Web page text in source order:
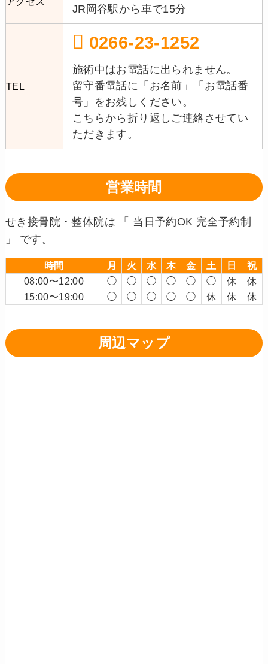
JR岡谷駅から車で15分
TEL
0266-23-1252
施術中はお電話に出られません。
留守番電話に「お名前」「お電話番
号」をお残しください。
こちらから折り返しご連絡させてい
ただきます。
営業時間
せき接骨院・整体院は 「 当日予約OK 完全予約制
」 です。
時間 月 火 水 木 金 土 日
祝
08:00〜12:00
◯ ◯ ◯ ◯ ◯ ◯ 休
休
15:00〜19:00
◯ ◯ ◯ ◯ ◯ 休 休 休
周辺マップ